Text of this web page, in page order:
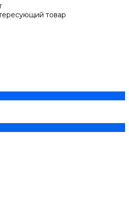
товар